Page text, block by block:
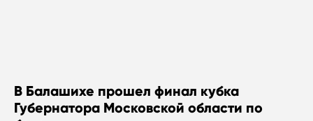
В Балашихе прошел финал кубка
Губернатора Московской области по